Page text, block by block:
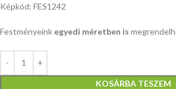
Képkód: FES1242
Festményeink egyedi méretben is
KOSÁRBA TESZEM